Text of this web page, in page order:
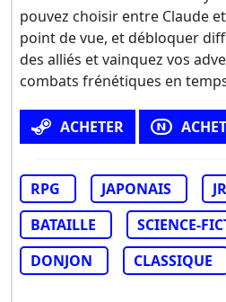
pouvez choisir entre Claude
point de vue, et débloquer
des alliés et vainquez vos
combats frénétiques en
ACHETER
RPG JAPONAIS
BATAILLE
SCIENCE-
DONJON
CLASSIQUE